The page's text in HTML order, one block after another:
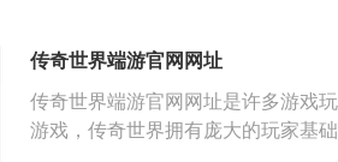
传奇世界端游官网网址
传奇世界端游官网网址是许多游戏
游戏，传奇世界拥有庞大的玩家基